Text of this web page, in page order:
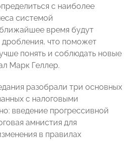
с наиболее
системой
время будут
что поможет
понять и соблюдать новые
Марк Геллер.
разобрали три основных
с налоговыми
введение прогрессивной
амнистия для
в правилах